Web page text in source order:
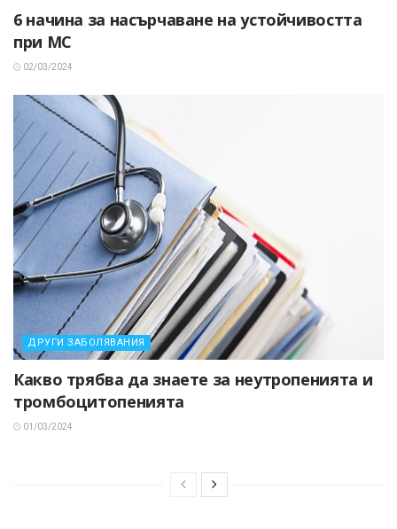
6 начина за насърчаване на устойчивостта
при МС
02/03/2024
ДРУГИ ЗАБОЛЯВАНИЯ
Какво трябва да знаете за неутропенията и
тромбоцитопенията
01/03/2024